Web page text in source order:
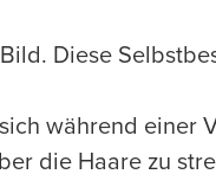
Diese
während einer
die Haare zu